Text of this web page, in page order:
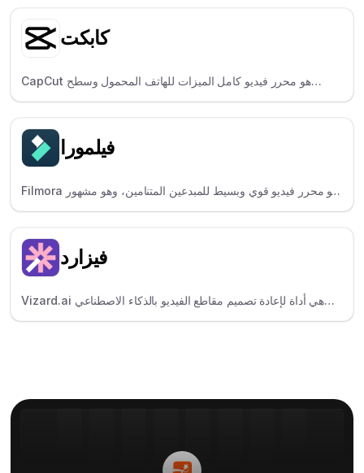
كابكت
CapCut هو محرر فيديو كامل الميزات للهاتف المحمول وسطح
المكتب، وهو مشهور بتأثيراته العصرية وقوالبه ومشاركته الاجتماعية
فيلمورا
Filmora هو محرر فيديو قوي وبسيط للمبدعين المتنامين، وهو مشهور
بأدواته الذكاء الاصطناعي وتأثيراته المتنوعة.
فيزارد
Vizard.ai هي أداة لإعادة تصميم مقاطع الفيديو بالذكاء الاصطناعي
تقوم بتحويل مقاطع الفيديو الطويلة إلى مقاطع قصيرة قابلة للمشاركة